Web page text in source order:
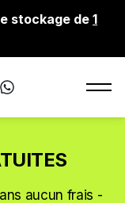
stockage de1
aucun frais -